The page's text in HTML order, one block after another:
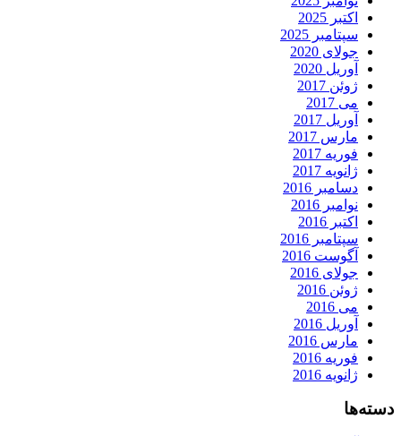
اکتبر 2025
سپتامبر 2025
جولای 2020
آوریل 2020
ژوئن 2017
می 2017
آوریل 2017
مارس 2017
فوریه 2017
ژانویه 2017
دسامبر 2016
نوامبر 2016
اکتبر 2016
سپتامبر 2016
آگوست 2016
جولای 2016
ژوئن 2016
می 2016
آوریل 2016
مارس 2016
فوریه 2016
ژانویه 2016
دسته‌ها